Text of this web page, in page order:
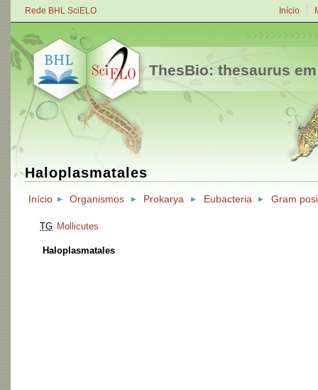
Rede BHL SciELO Início
ThesBio: thesaurus
Haloplasmatales
Início Organismos Prokarya Eubacteria Gram
TG Mollicutes
Haloplasmatales